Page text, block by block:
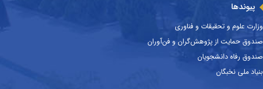
پیوندها
وزارت علوم و تحقیقات و فناوری
صندوق حمایت از پژوهش‌گران و فن‌آوران
صندوق رفاه دانشجویان
بنیاد ملی نخبگان